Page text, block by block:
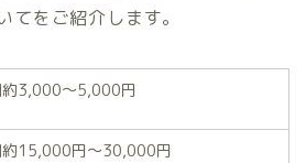
てをご紹介します。
約3,000〜5,000円
約15,000円〜30,000円